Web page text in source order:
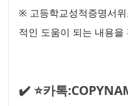
※ 고등학교성적증명서
적인 도움이 되는 내용을
✔️ ⭐카톡